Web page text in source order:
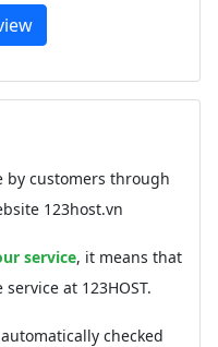
by customers through
123host.vn
service, it means that
at 123HOST.
checked